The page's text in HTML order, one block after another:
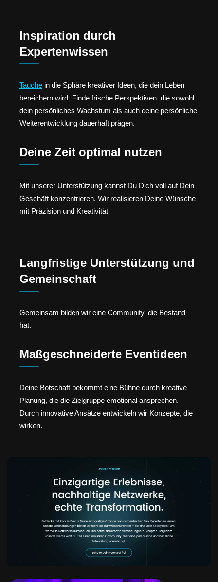
Inspiration durch
Expertenwissen
Tauche in die Sphäre kreativer Ideen, die dein Leben
bereichern wird. Finde frische Perspektiven, die sowohl
dein persönliches Wachstum als auch deine persönliche
Weiterentwicklung dauerhaft prägen.
Deine Zeit optimal nutzen
Mit unserer Unterstützung kannst Du Dich voll auf Dein
Geschäft konzentrieren. Wir realisieren Deine Wünsche
mit Präzision und Kreativität.
Langfristige Unterstützung und
Gemeinschaft
Gemeinsam bilden wir eine Community, die Bestand
hat.
Maßgeschneiderte Eventideen
Deine Botschaft bekommt eine Bühne durch kreative
Planung, die die Zielgruppe emotional ansprechen.
Durch innovative Ansätze entwickeln wir Konzepte, die
wirken.